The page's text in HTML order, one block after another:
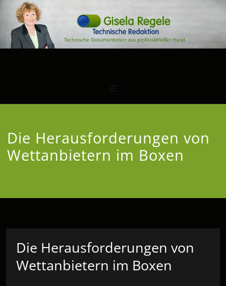
Die Herausforderungen von
Wettanbietern im Boxen
Die Herausforderungen von
Wettanbietern im Boxen